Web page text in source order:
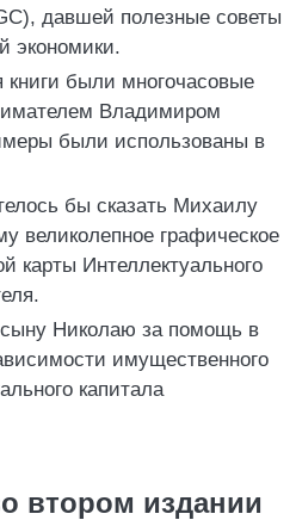
давшей полезные советы
экономики.
были многочасовые
Владимиром
были использованы в
бы сказать Михаилу
великолепное графическое
карты Интеллектуального
Николаю за помощь в
имущественного
капитала
втором издании